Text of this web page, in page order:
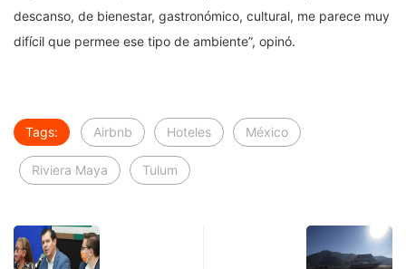
descanso, de bienestar, gastronómico, cultural, me parece muy
difícil que permee ese tipo de ambiente”, opinó.
Tags: Airbnb Hoteles México
Riviera Maya Tulum